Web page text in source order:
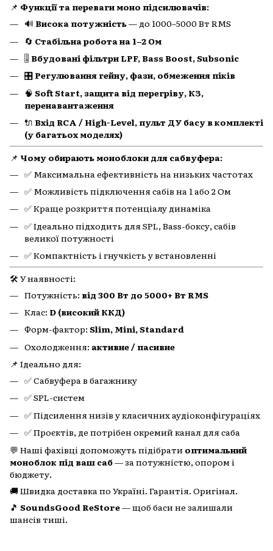
📌 Функції та переваги моно підсилювачів:
🔊 Висока потужність— до 1000–5000 Вт RMS
🔄 Стабільна робота на 1–2 Ом
🎚 Вбудовані фільтри LPF, Bass Boost, Subsonic
🎛 Регулювання гейну, фази, обмеження піків
🧠 Soft Start, защита від перегріву, КЗ,
перенавантаження
🔌 Вхід RCA / High-Level, пульт ДУ басу в комплекті
(у багатьох моделях)
📌 Чому обирають моноблоки для сабвуфера:
✅ Максимальна ефективність на низьких частотах
✅ Можливість підключення сабів на 1 або 2 Ом
✅ Краще розкриття потенціалу динаміка
✅ Ідеально підходить для SPL, Bass-боксу, сабів
великої потужності
✅ Компактність і гнучкість у встановленні
🛠️ У наявності:
Потужність: від 300 Вт до 5000+ Вт RMS
Клас: D (високий ККД)
Форм-фактор: Slim, Mini, Standard
Охолодження: активне / пасивне
📌 Ідеально для:
✅ Сабвуфера в багажнику
✅ SPL-систем
✅ Підсилення низів у класичних аудіоконфігураціях
✅ Проєктів, де потрібен окремий канал для саба
💬 Наші фахівці допоможуть підібрати оптимальний
моноблок під ваш саб— за потужністю, опором і
бюджету.
🚚 Швидка доставка по Україні. Гарантія. Оригінал.
🎵 SoundsGood ReStore— щоб баси не залишали
шансів тиші.